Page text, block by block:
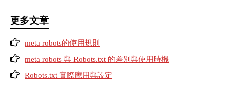
更多文章
meta robots的使用規則
meta robots 與 Robots.txt 的差別與使用時機
Robots.txt 實際應用與設定